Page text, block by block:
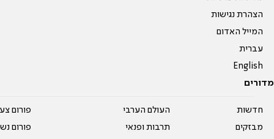
הצהרת נגישות
המייל האדום
עברית
English
מדורים
חדשות
מבזקים
העולם הערבי
תרבות ופנאי
פורום
פורום